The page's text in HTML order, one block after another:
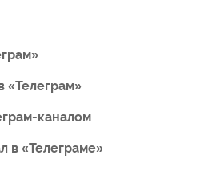
«Телеграм»
каналом
в «Телеграме»